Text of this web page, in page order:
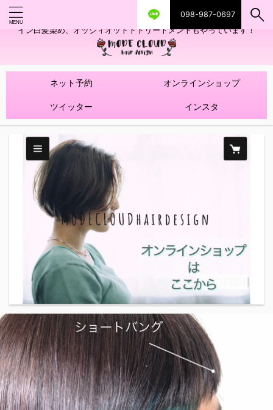
098-987-0697
艶ツヤヘアカラー！髪質改善トリートメントやハイライトを使ったデザ
イン白髪染め、オッジィオットトトリートメントもやっています！
ネット予約 オンラインショップ
ツイッター インスタ